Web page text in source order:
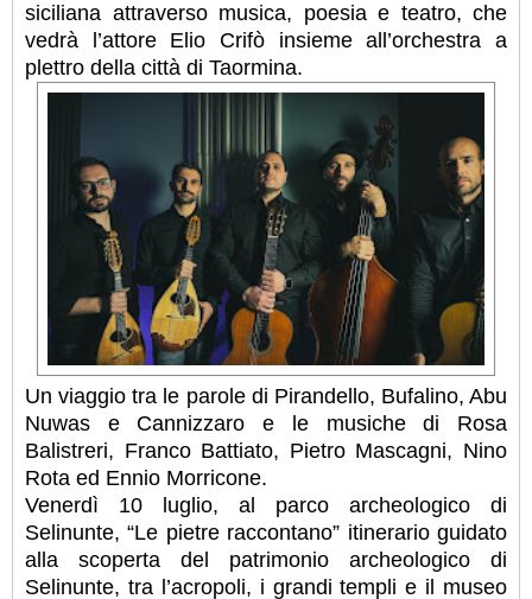
siciliana attraverso musica, poesia e teatro, che
vedrà l’attore Elio Crifò insieme all’orchestra a
plettro della città di Taormina.
Un viaggio tra le parole di Pirandello, Bufalino, Abu
Nuwas e Cannizzaro e le musiche di Rosa
Balistreri, Franco Battiato, Pietro Mascagni, Nino
Rota ed Ennio Morricone.
Venerdì 10 luglio, al parco archeologico di
Selinunte, “Le pietre raccontano” itinerario guidato
alla scoperta del patrimonio archeologico di
Selinunte, tra l’acropoli, i grandi templi e il museo